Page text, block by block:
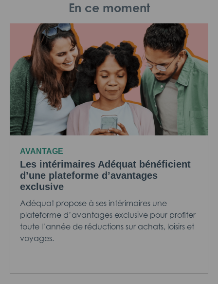
En ce moment
AVANTAGE
Les intérimaires Adéquat bénéficient
d’une plateforme d’avantages
exclusive
Adéquat propose à ses intérimaires une
plateforme d’avantages exclusive pour profiter
toute l’année de réductions sur achats, loisirs et
voyages.